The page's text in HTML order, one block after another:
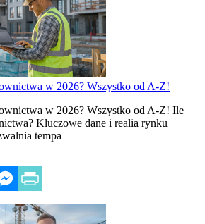
w 2026? Wszystko od A-Z!
w 2026? Wszystko od A-Z! Ile
Kluczowe dane i realia rynku
tempa –